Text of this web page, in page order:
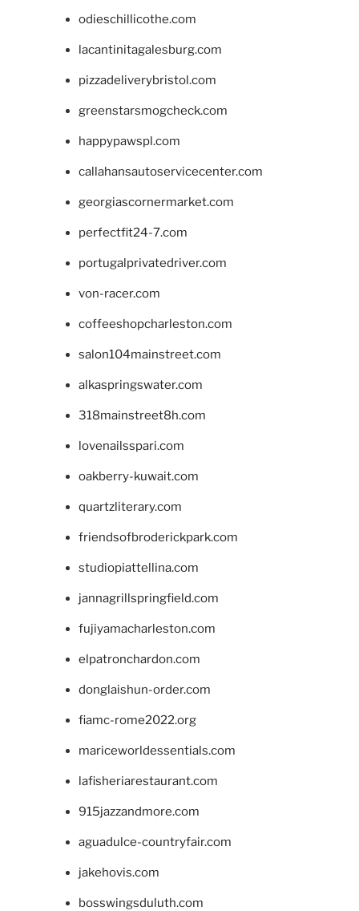
odieschillicothe.com
lacantinitagalesburg.com
pizzadeliverybristol.com
greenstarsmogcheck.com
happypawspl.com
callahansautoservicecenter.com
georgiascornermarket.com
perfectfit24-7.com
portugalprivatedriver.com
von-racer.com
coffeeshopcharleston.com
salon104mainstreet.com
alkaspringswater.com
318mainstreet8h.com
lovenailsspari.com
oakberry-kuwait.com
quartzliterary.com
friendsofbroderickpark.com
studiopiattellina.com
jannagrillspringfield.com
fujiyamacharleston.com
elpatronchardon.com
donglaishun-order.com
fiamc-rome2022.org
mariceworldessentials.com
lafisheriarestaurant.com
915jazzandmore.com
aguadulce-countryfair.com
jakehovis.com
bosswingsduluth.com